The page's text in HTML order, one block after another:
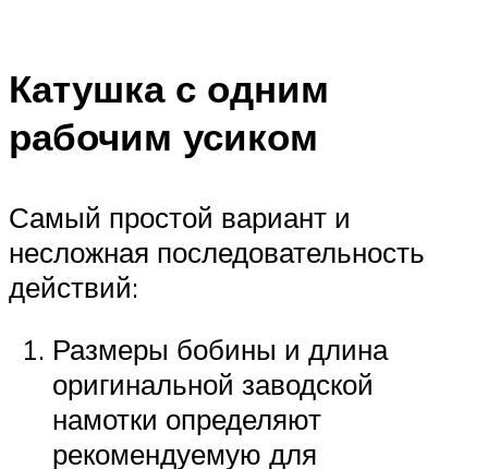
Катушка с одним
рабочим усиком
Самый простой вариант и
несложная последовательность
действий:
Размеры бобины и длина
оригинальной заводской
намотки определяют
рекомендуемую для